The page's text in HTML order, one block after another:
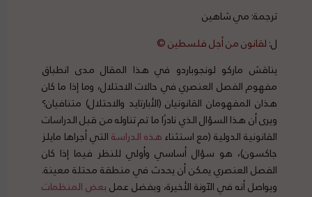
ترجمة: مي شاهين
ل:لقانون من أجل فلسطين ©
يناقش ماركو لونجوباردو في هذا المقال مدى انطباق
مفهوم الفصل العنصري في حالات الاحتلال، وما إذا ما كان
هذان المفهومان القانونيان (الأبارتايد والاحتلال) متنافيان؟
ويرى أن هذا السؤال الذي نادرًا ما تم تناوله من قبل الدراسات
القانونية الدولية (مع استثناءهذه الدراسةالتي أجراها مايلز
جاكسون)، هو سؤال أساسي وأولي للنظر فيما إذا كان
الفصل العنصري يمكن أن يحدث في منطقة محتلة معينة.
ويواصل أنه في الآونة الأخيرة، وبفضل عملبعضالمنظمات